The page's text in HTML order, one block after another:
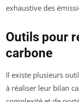
exhaustive des
Outils pour
carbone
Il existe plusieurs
à réaliser leur bilan